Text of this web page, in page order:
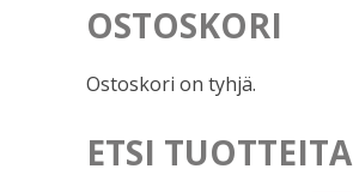
OSTOSKORI
Ostoskori on tyhjä.
ETSI TUOTTEITA